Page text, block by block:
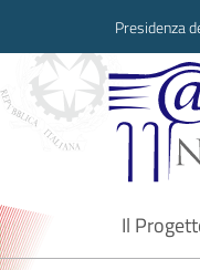
Presidenza
Il
current